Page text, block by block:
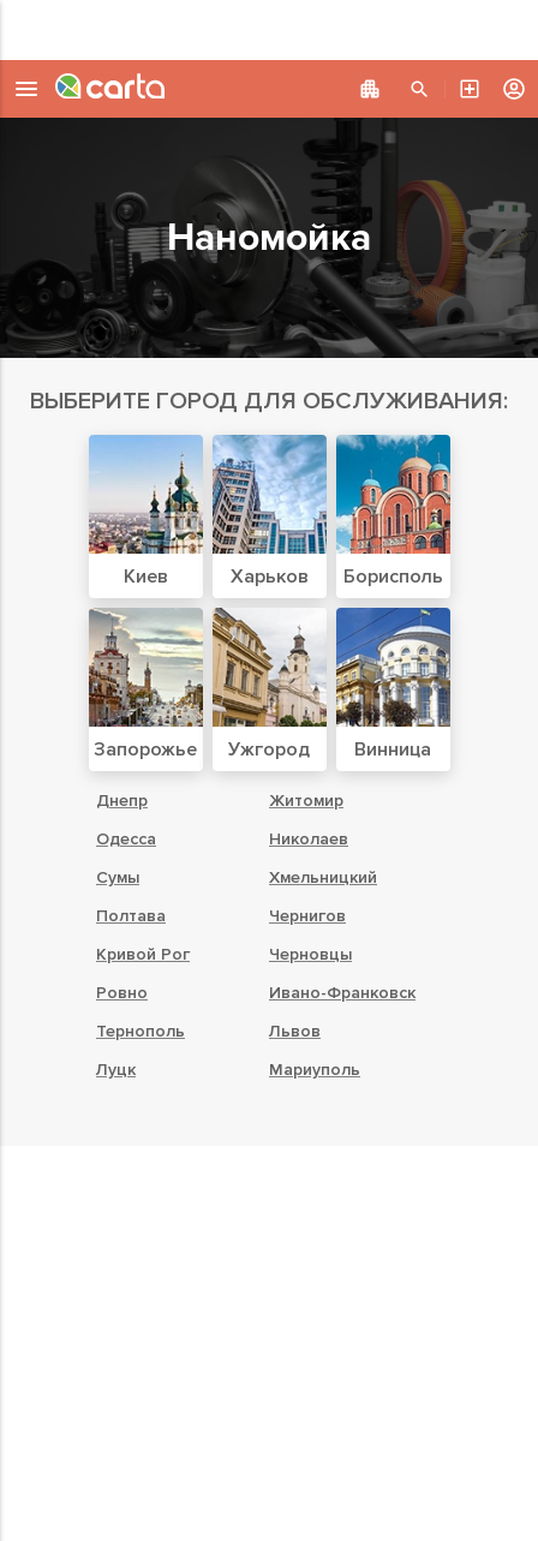
Наномойка
ВЫБЕРИТЕ ГОРОД ДЛЯ ОБСЛУЖИВАНИЯ:
Киев Харьков Борисполь
Запорожье Ужгород Винница
Днепр
Житомир
Одесса
Николаев
Сумы
Хмельницкий
Полтава
Чернигов
Кривой Рог
Черновцы
Ровно
Ивано-Франковск
Тернополь
Львов
Луцк
Мариуполь